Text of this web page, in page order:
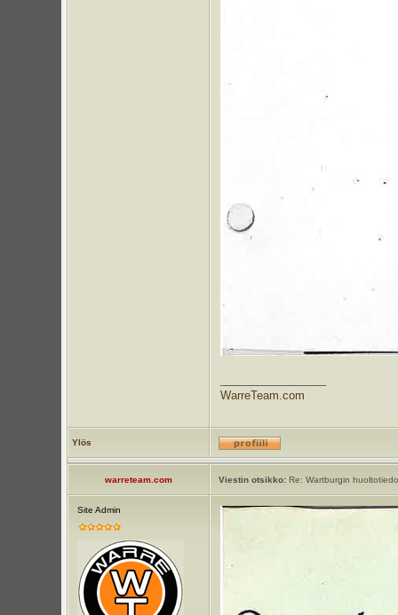
WarreTeam.com
Ylös
warreteam.com Viestin otsikko:Re: Wartburgin
Site Admin